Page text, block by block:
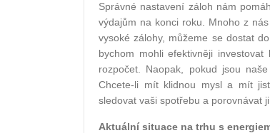
Správné nastavení záloh nám
výdajům na konci roku. Mnoho z
vysoké zálohy, můžeme se dostat
bychom mohli efektivněji
rozpočet. Naopak, pokud jsou
Chcete-li mít klidnou mysl a mít
sledovat vaši spotřebu a porovnávat
Aktuální situace na trhu s